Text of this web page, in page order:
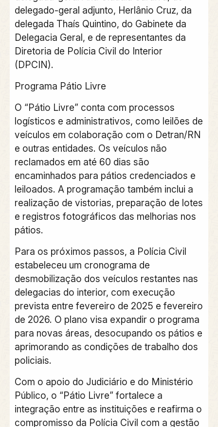
delegado-geral adjunto, Herlânio Cruz, da
delegada Thaís Quintino, do Gabinete da
Delegacia Geral, e de representantes da
Diretoria de Polícia Civil do Interior
(DPCIN).
Programa Pátio Livre
O “Pátio Livre” conta com processos
logísticos e administrativos, como leilões de
veículos em colaboração com o Detran/RN
e outras entidades. Os veículos não
reclamados em até 60 dias são
encaminhados para pátios credenciados e
leiloados. A programação também inclui a
realização de vistorias, preparação de lotes
e registros fotográficos das melhorias nos
pátios.
Para os próximos passos, a Polícia Civil
estabeleceu um cronograma de
desmobilização dos veículos restantes nas
delegacias do interior, com execução
prevista entre fevereiro de 2025 e fevereiro
de 2026. O plano visa expandir o programa
para novas áreas, desocupando os pátios e
aprimorando as condições de trabalho dos
policiais.
Com o apoio do Judiciário e do Ministério
Público, o “Pátio Livre” fortalece a
integração entre as instituições e reafirma o
compromisso da Polícia Civil com a gestão